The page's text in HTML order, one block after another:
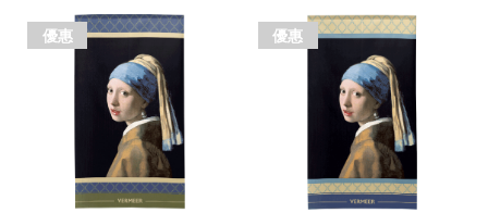
優惠 優惠